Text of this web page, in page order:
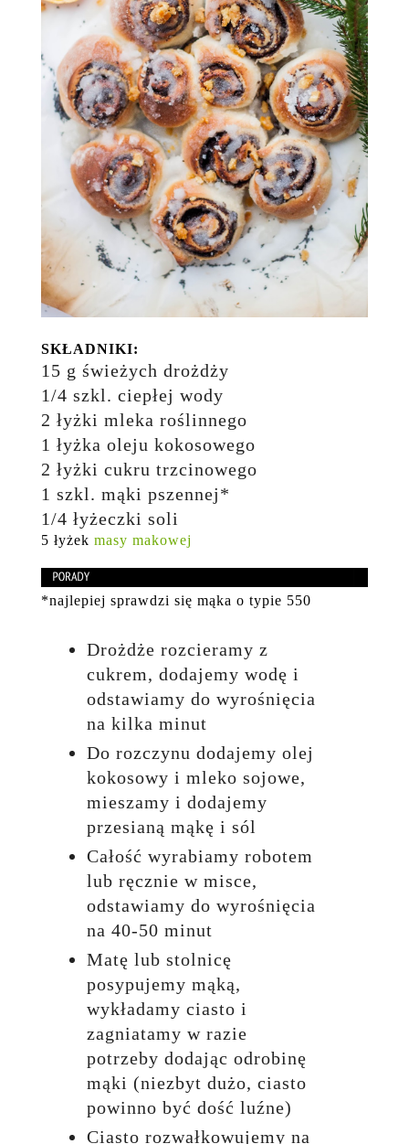
SKŁADNIKI:
15 g świeżych drożdży
1/4 szkl. ciepłej wody
2 łyżki mleka roślinnego
1 łyżka oleju kokosowego
2 łyżki cukru trzcinowego
1 szkl. mąki pszennej*
1/4 łyżeczki soli
5 łyżek masy makowej
*najlepiej sprawdzi się mąka o typie 550
Drożdże rozcieramy z
cukrem, dodajemy wodę i
odstawiamy do wyrośnięcia
na kilka minut
Do rozczynu dodajemy olej
kokosowy i mleko sojowe,
mieszamy i dodajemy
przesianą mąkę i sól
Całość wyrabiamy robotem
lub ręcznie w misce,
odstawiamy do wyrośnięcia
na 40-50 minut
Matę lub stolnicę
posypujemy mąką,
wykładamy ciasto i
zagniatamy w razie
potrzeby dodając odrobinę
mąki (niezbyt dużo, ciasto
powinno być dość luźne)
Ciasto rozwałkowujemy na